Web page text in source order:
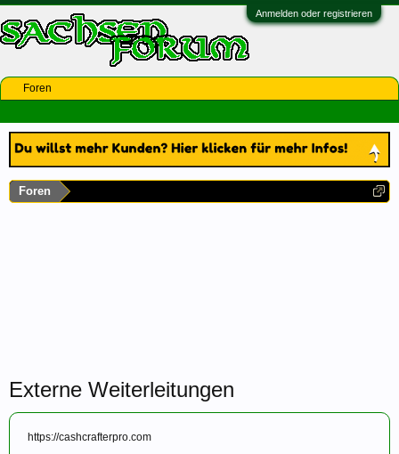
Anmelden oder registrieren
Foren
Externe Weiterleitungen
https://cashcrafterpro.com
Foren